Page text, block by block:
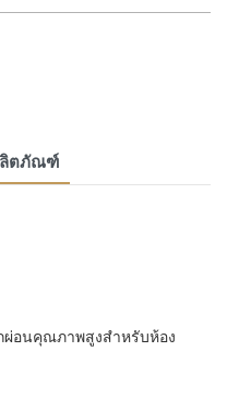
ลิตภัณฑ์